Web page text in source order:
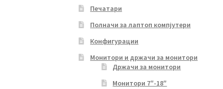
Печатари
Полначи за лаптоп компјутери
Конфигурации
Монитори и држачи за монитори
Држачи за монитори
Монитори 7″-18″